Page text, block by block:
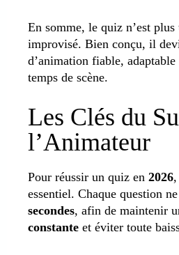
En somme, le quiz n’est
improvisé. Bien conçu, il
d’animation fiable, adaptable
temps de scène.
Les Clés du
l’Animateur
Pour réussir un quiz en 2026
essentiel. Chaque question
secondes, afin de maintenir
constante et éviter toute